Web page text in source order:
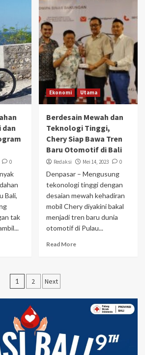
dan
0
Bali,
tak
Ekonomi Utama
Berdesain Mewah dan
Teknologi Tinggi,
Chery Siap Bawa Tren
Baru Otomotif di Bali
Redaksi Mei 14, 2023 0
Denpasar – Mengusung
tekonologi tinggi dengan
desaian mewah kehadiran
mobil Chery diyakini bakal
menjadi tren baru dunia
otomotif di Pulau...
Read More
Navigasi
pos
1 2 Next